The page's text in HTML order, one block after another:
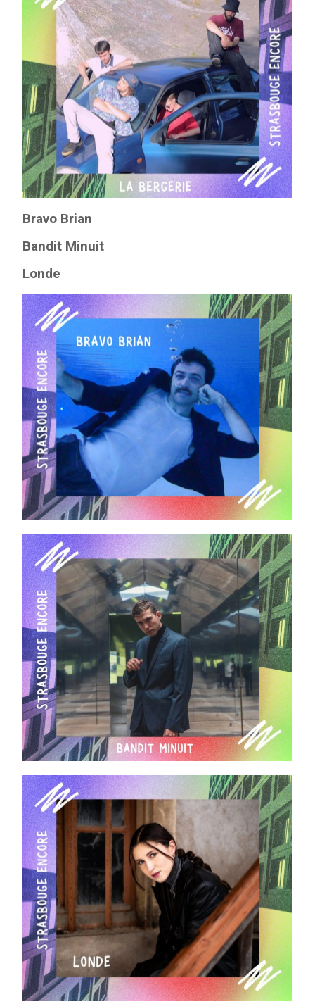
Bravo Brian
Bandit Minuit
Londe